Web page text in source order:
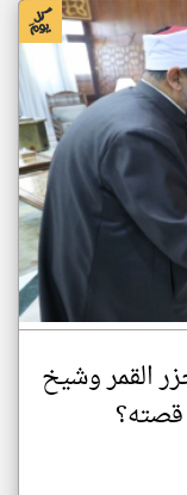
القمر وشيخ
قصته؟